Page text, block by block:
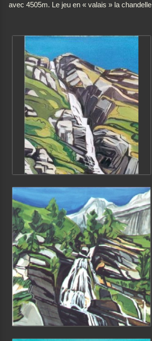
avec 4505m. Le jeu en « valais » la chandelle